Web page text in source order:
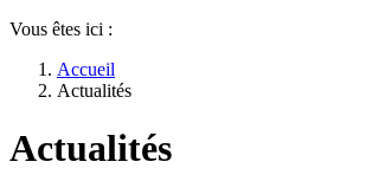
Vous êtes ici :
Accueil
Actualités
Actualités